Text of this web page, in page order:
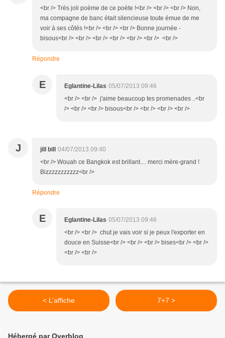
<br /> Très joli poème de ce poète !<br /> <br /> <br /> Non,
ma compagne de banc était silencieuse toute émue de me
voir à ses côtés !<br /> <br /> <br /> Bonne journée -
bisous<br /> <br /> <br /> <br /> <br /> <br /> <br />
Répondre
E Eglantine-Lilas 05/07/2013 09:46
<br /> <br /> j'aime beaucoup tes promenades ..<br
/> <br /> <br /> bisous<br /> <br /> <br /> <br />
J jill bill 04/07/2013 09:40
<br /> Wouah ce Bangkok est brillant.... merci mère-grand !
Bizzzzzzzzzzz<br />
Répondre
E Eglantine-Lilas 05/07/2013 09:46
<br /> <br /> chut je vais voir si je peux l'exporter en
douce en Suisse<br /> <br /> <br /> bises<br /> <br />
<br /> <br />
< L’affiche 7+7 >
Hébergé par Overblog